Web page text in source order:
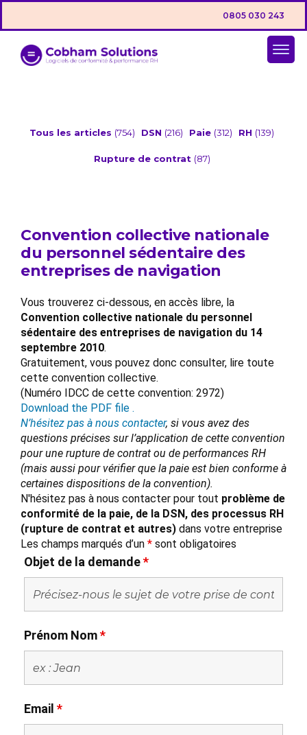
0805 030 243
Tous les articles (754) DSN (216) Paie (312) RH (139)
Rupture de contrat (87)
Convention collective nationale
du personnel sédentaire des
entreprises de navigation
Vous trouverez ci-dessous, en accès libre, la
Convention collective nationale du personnel
sédentaire des entreprises de navigation du 14
septembre 2010.
Gratuitement, vous pouvez donc consulter, lire toute
cette convention collective.
(Numéro IDCC de cette convention: 2972)
Download the PDF file .
N’hésitez pas à nous contacter, si vous avez des
questions précises sur l’application de cette convention
pour une rupture de contrat ou de performances RH
(mais aussi pour vérifier que la paie est bien conforme à
certaines dispositions de la convention).
N'hésitez pas à nous contacter pour tout problème de
conformité de la paie, de la DSN, des processus RH
(rupture de contrat et autres) dans votre entreprise
Les champs marqués d’un * sont obligatoires
Objet de la demande*
Prénom Nom*
Email *